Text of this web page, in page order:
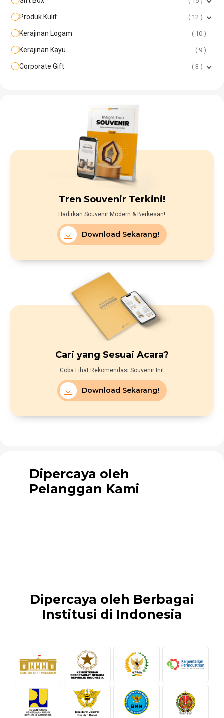
Produk Kulit 12
Kerajinan Logam 10
Kerajinan Kayu 9
Corporate Gift 3
Tren Souvenir Terkini!
Hadirkan Souvenir Modern & Berkesan!
Download Sekarang!
Cari yang Sesuai Acara?
Coba Lihat Rekomendasi Souvenir Ini!
Download Sekarang!
Dipercaya oleh
Pelanggan Kami
Dipercaya oleh Berbagai
Institusi di Indonesia